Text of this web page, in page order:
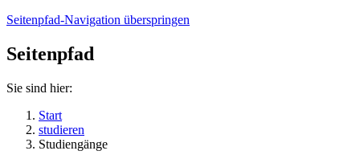
Seitenpfad-Navigation überspringen
Seitenpfad
Sie sind hier:
Start
studieren
Studiengänge